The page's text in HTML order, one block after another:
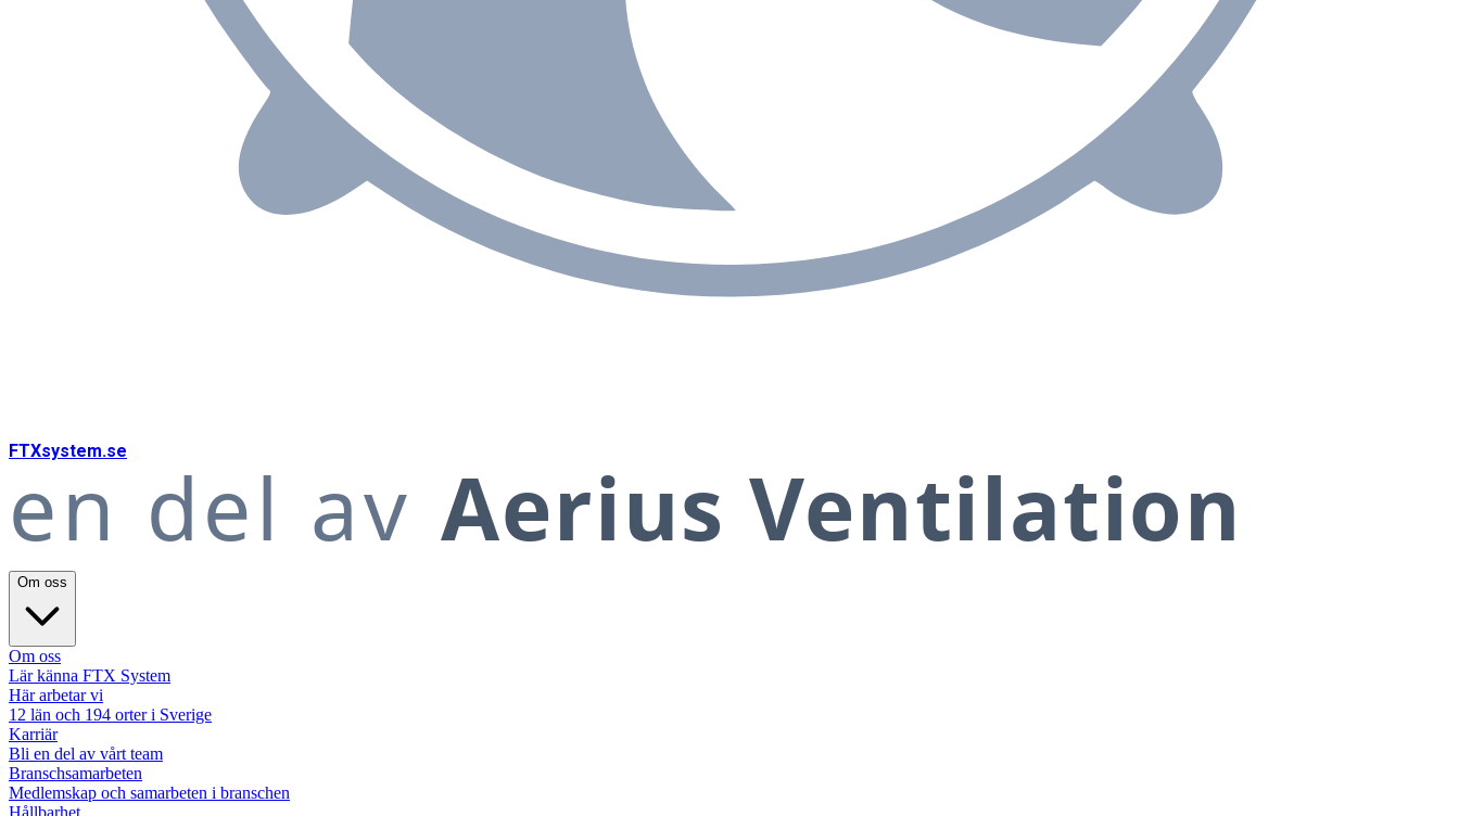
FTXsystem.se
en del av Aerius Ventilation
Om oss
Om oss
Lär känna FTX System
Här arbetar vi
12 län och 194 orter i Sverige
Karriär
Bli en del av vårt team
Branschsamarbeten
Medlemskap och samarbeten i branschen
Hållbarhet